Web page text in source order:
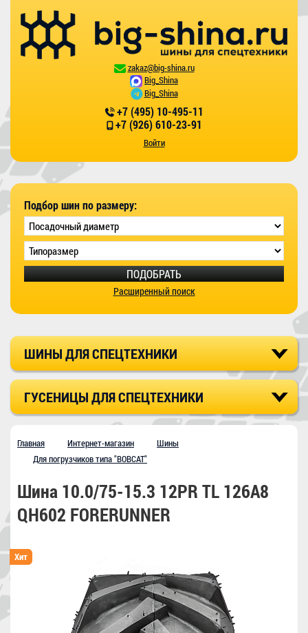
zakaz@big-shina.ru
Big_Shina
Big_Shina
+7 (495) 10-495-11
+7 (926) 610-23-91
Войти
ШИНЫ ДЛЯ СПЕЦТЕХНИКИ
ГУСЕНИЦЫ ДЛЯ СПЕЦТЕХНИКИ
Подбор шин по размеру:
ПОДОБРАТЬ
Расширенный поиск
Главная Интернет-магазин
Шины
Для погрузчиков типа "BOBCAT"
Шина 10.0/75-15.3 12PR TL 126A8
QH602 FORERUNNER
Хит